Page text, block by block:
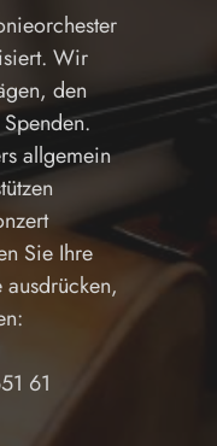
Wir
den
allgemein
Sie Ihre
61